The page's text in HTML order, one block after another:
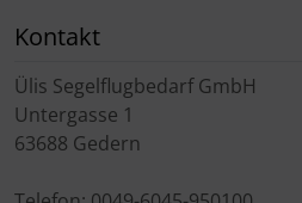
Kontakt
Ülis Segelflugbedarf GmbH
Untergasse 1
63688 Gedern